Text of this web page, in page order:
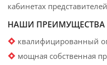
кабинетах
НАШИ ПРЕИМУЩЕСТВА
квалифицированный
мощная собственная